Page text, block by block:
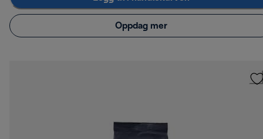
Oppdag mer